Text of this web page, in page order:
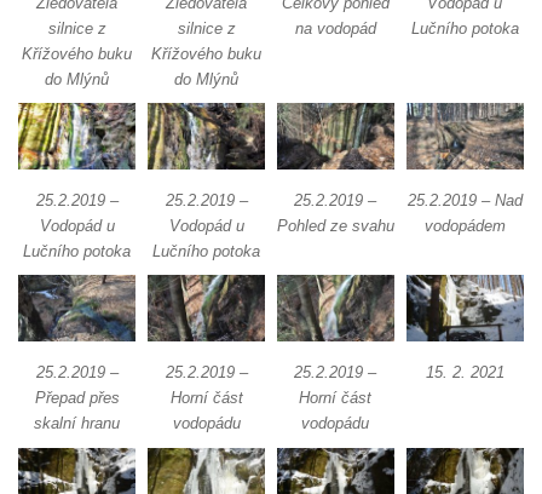
silnice z
Křížového buku
do Mlýnů
silnice z
Křížového buku
do Mlýnů
na vodopád
Lučního potoka
25.2.2019 –
Vodopád u
Lučního potoka
25.2.2019 –
Vodopád u
Lučního potoka
25.2.2019 –
Pohled ze svahu
25.2.2019 – Nad
vodopádem
25.2.2019 –
Přepad přes
skalní hranu
25.2.2019 –
Horní část
vodopádu
25.2.2019 –
Horní část
vodopádu
15. 2. 2021